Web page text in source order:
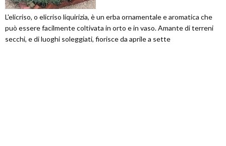
L'elicriso, o elicriso liquirizia, è un erba ornamentale e aromatica che
può essere facilmente coltivata in orto e in vaso. Amante di terreni
secchi, e di luoghi soleggiati, fiorisce da aprile a sette